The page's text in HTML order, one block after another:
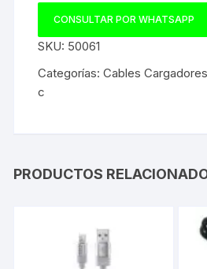
CONSULTAR POR WHATSAPP
SKU: 50061
Categorías:Cables Cargadores
c
PRODUCTOS